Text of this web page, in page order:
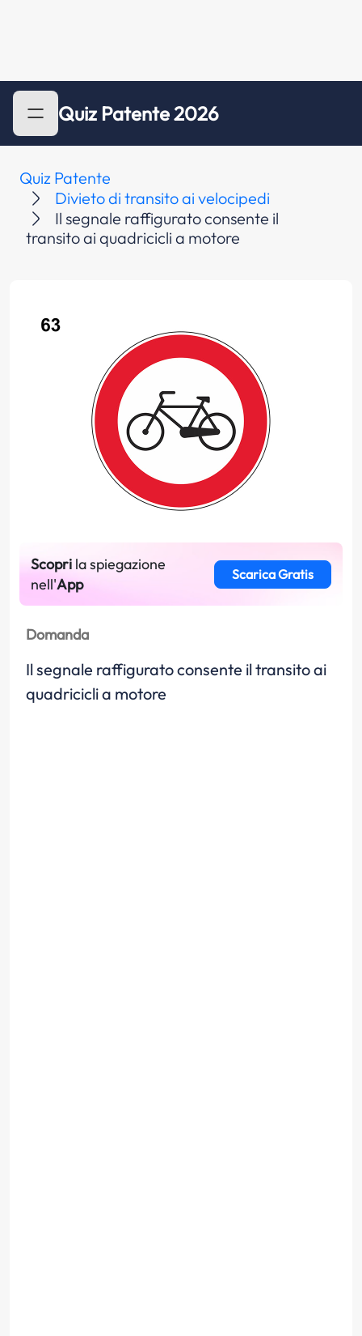
Quiz Patente 2026
Quiz Patente
Divieto di transito ai velocipedi
Il segnale raffigurato consente il
transito ai quadricicli a motore
Scopri la spiegazione
nell'App
Scarica Gratis
Domanda
Il segnale raffigurato consente il transito ai
quadricicli a motore